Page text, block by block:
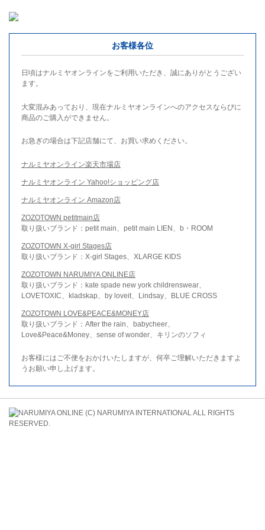
お客様各位
日頃はナルミヤオンラインをご利用いただき、誠にありがとうござい
ます。
大変混みあっており、現在ナルミヤオンラインへのアクセスならびに
商品のご購入ができません。
お急ぎの場合は下記店舗にて、お買い求めください。
ナルミヤオンライン楽天市場店
ナルミヤオンライン Yahoo!ショッピング店
ナルミヤオンライン Amazon店
ZOZOTOWN petitmain店
取り扱いブランド：petit main、petit main LIEN、b・ROOM
ZOZOTOWN X-girl Stages店
取り扱いブランド：X-girl Stages、XLARGE KIDS
ZOZOTOWN NARUMIYA ONLINE店
取り扱いブランド：kate spade new york childrenswear、
LOVETOXIC、kladskap、by loveit、Lindsay、BLUE CROSS
ZOZOTOWN LOVE&PEACE&MONEY店
取り扱いブランド：After the rain、babycheer、
Love&Peace&Money、sense of wonder、キリンのソフィ
お客様にはご不便をおかけいたしますが、何卒ご理解いただきますよ
うお願い申し上げます。